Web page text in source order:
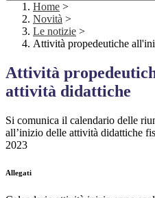
Home >
Novità >
Le notizie >
Attività propedeutiche
Attività
attività didattiche
Si comunica il calendario delle
all’inizio delle attività didattiche
2023
Allegati